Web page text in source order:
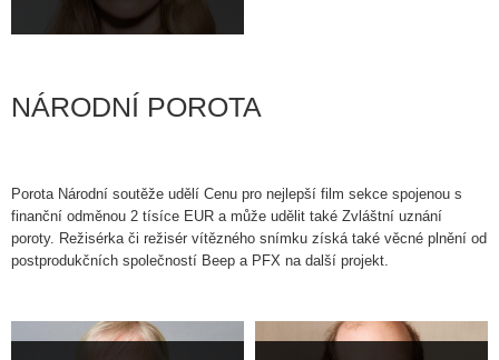
NÁRODNÍ POROTA
Porota Národní soutěže udělí Cenu pro nejlepší film sekce spojenou s
finanční odměnou 2 tísíce EUR a může udělit také Zvláštní uznání
poroty. Režisérka či režisér vítězného snímku získá také věcné plnění od
postprodukčních společností Beep a PFX na další projekt.